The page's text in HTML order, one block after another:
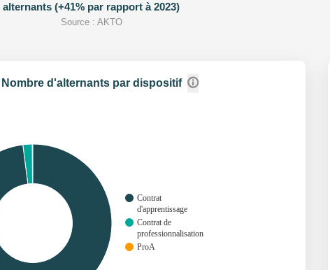
alternants (+41% par rapport à 2023)
Source : AKTO
Nombre d'alternants par dispositif
Contrat
d'apprentissage
Contrat de
professionnalisation
ProA